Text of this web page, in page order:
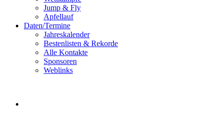
Jump & Fly
Apfellauf
Daten/Termine
Jahreskalender
Bestenlisten & Rekorde
Alle Kontakte
Sponsoren
Weblinks